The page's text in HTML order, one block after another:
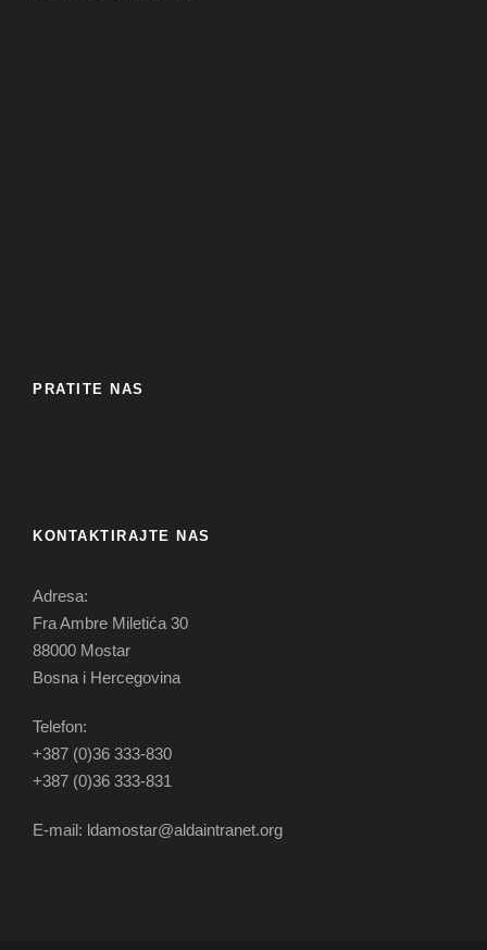
PRATITE NAS
KONTAKTIRAJTE NAS
Adresa:
Fra Ambre Miletića 30
88000 Mostar
Bosna i Hercegovina
Telefon:
+387 (0)36 333-830
+387 (0)36 333-831
E-mail: ldamostar@aldaintranet.org